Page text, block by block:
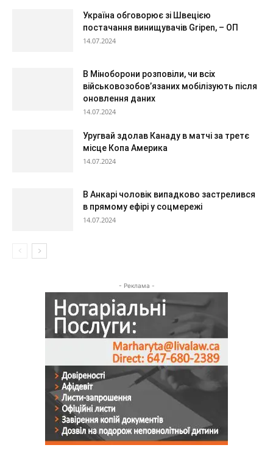
Україна обговорює зі Швецією
постачання винищувачів Gripen, – ОП
14.07.2024
В Міноборони розповіли, чи всіх
військовозобов’язаних мобілізують після
оновлення даних
14.07.2024
Уругвай здолав Канаду в матчі за третє
місце Копа Америка
14.07.2024
В Анкарі чоловік випадково застрелився
в прямому ефірі у соцмережі
14.07.2024
- Реклама -